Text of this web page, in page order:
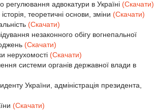
регулювання адвокатури в Україні (Скачати)
теоретичні основи, зміни (Скачати)
(Скачати)
незаконного обігу вогнепальної
(Скачати)
нерухомості (Скачати)
системи органів державної влади в
України, адміністрація президента,
(Скачати)